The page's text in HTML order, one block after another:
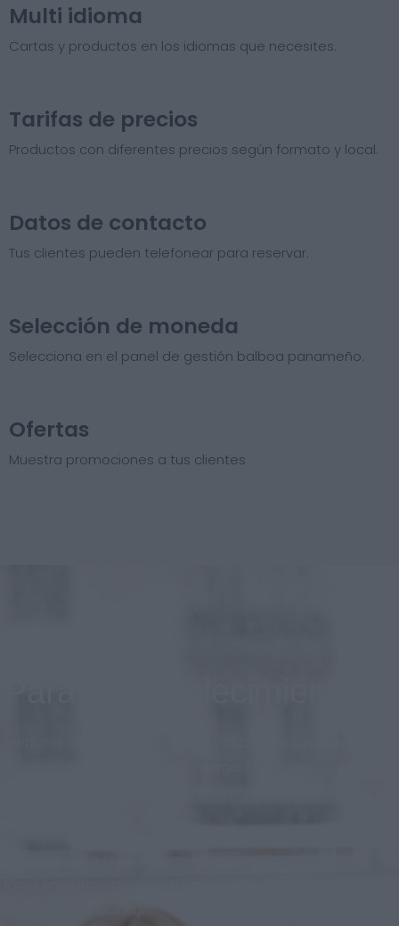
Multi idioma
Cartas y productos en los idiomas que necesites.
Tarifas de precios​
Productos con diferentes precios según formato y local.
Datos de contacto
Tus clientes pueden telefonear para reservar.
Selección de moneda
Selecciona en el panel de gestión balboa panameño.
Ofertas
Muestra promociones a tus clientes